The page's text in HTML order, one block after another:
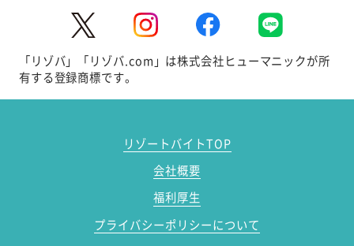
「リゾバ」「リゾバ.com」は株式会社ヒューマニックが所
有する登録商標です。
リゾートバイトTOP
会社概要
福利厚生
プライバシーポリシーについて